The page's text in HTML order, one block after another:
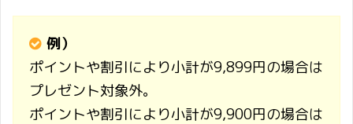
例）
ポイントや割引により小計が9,899円の場合は
プレゼント対象外。
ポイントや割引により小計が9,900円の場合は